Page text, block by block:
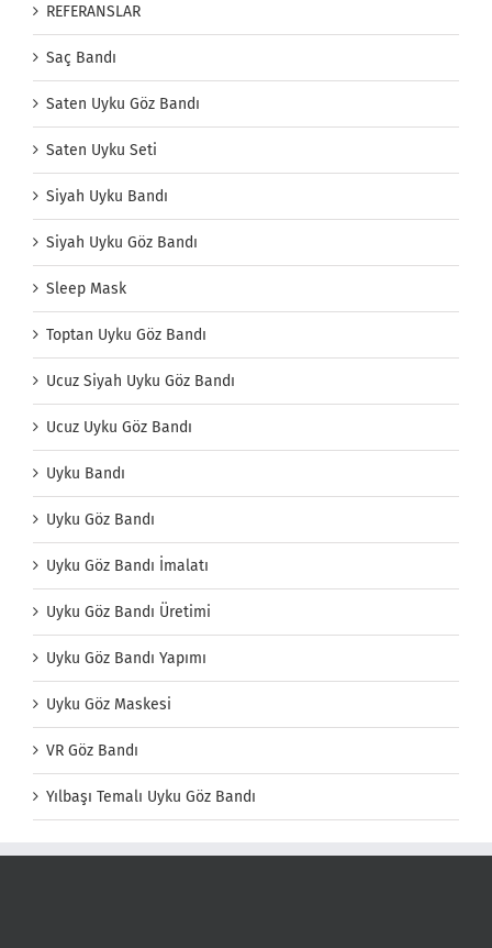
REFERANSLAR
Saç Bandı
Saten Uyku Göz Bandı
Saten Uyku Seti
Siyah Uyku Bandı
Siyah Uyku Göz Bandı
Sleep Mask
Toptan Uyku Göz Bandı
Ucuz Siyah Uyku Göz Bandı
Ucuz Uyku Göz Bandı
Uyku Bandı
Uyku Göz Bandı
Uyku Göz Bandı İmalatı
Uyku Göz Bandı Üretimi
Uyku Göz Bandı Yapımı
Uyku Göz Maskesi
VR Göz Bandı
Yılbaşı Temalı Uyku Göz Bandı